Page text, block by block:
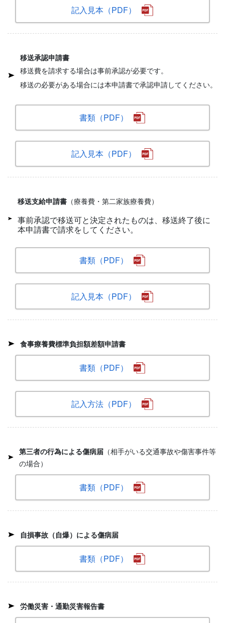
記入見本（PDF）
移送承認申請書
移送費を請求する場合は事前承認が必要です。
移送の必要がある場合には本申請書で承認申請してください。
書類（PDF）
記入見本（PDF）
移送支給申請書（療養費・第二家族療養費）
事前承認で移送可と決定されたものは、移送終了後に
本申請書で請求をしてください。
書類（PDF）
記入見本（PDF）
食事療養費標準負担額差額申請書
書類（PDF）
記入方法（PDF）
第三者の行為による傷病届 （相手がいる交通事故や傷害事件等
の場合）
書類（PDF）
自損事故（自爆）による傷病届
書類（PDF）
労働災害・通勤災害報告書